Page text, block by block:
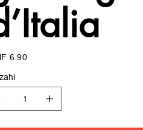
6.90